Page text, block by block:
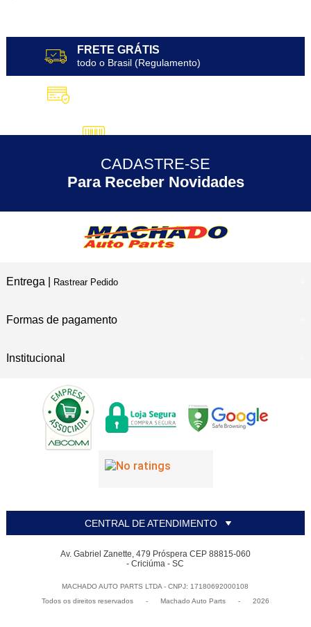
FRETE GRÁTIS
todo o Brasil (Regulamento)
5% DESCONTO no Pix
30 ANOS de Experiência
CADASTRE-SE
Para Receber Novidades
Entrega | Rastrear Pedido
Formas de pagamento
Institucional
CENTRAL DE ATENDIMENTO
Av. Gabriel Zanette, 479 Próspera CEP 88815-060
- Criciúma - SC
MACHADO AUTO PARTS LTDA - CNPJ: 17180692000108
Todos os direitos reservados
- Machado Auto Parts - 2026